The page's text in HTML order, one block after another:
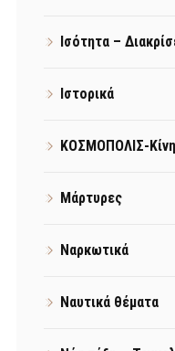
Ισότητα –
Ιστορικά
ΚΟΣΜΟΠΟΛΙΣ-
Μάρτυρες
Ναρκωτικά
Ναυτικά θέματα